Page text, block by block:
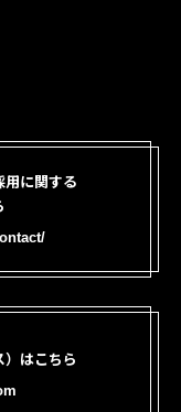
用に関する
）はこちら